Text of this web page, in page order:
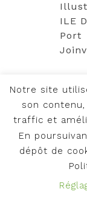
ILE
Port
©
et
Notre site
son
traffic et
En
dépôt de